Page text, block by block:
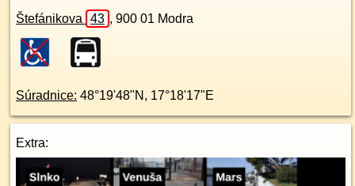
Štefánikova 43 , 900 01 Modra
Súradnice: 48°19'48"N , 17°18'17"E
Extra: